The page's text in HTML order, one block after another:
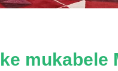
mukabele